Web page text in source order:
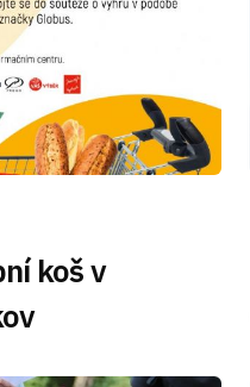
koš v